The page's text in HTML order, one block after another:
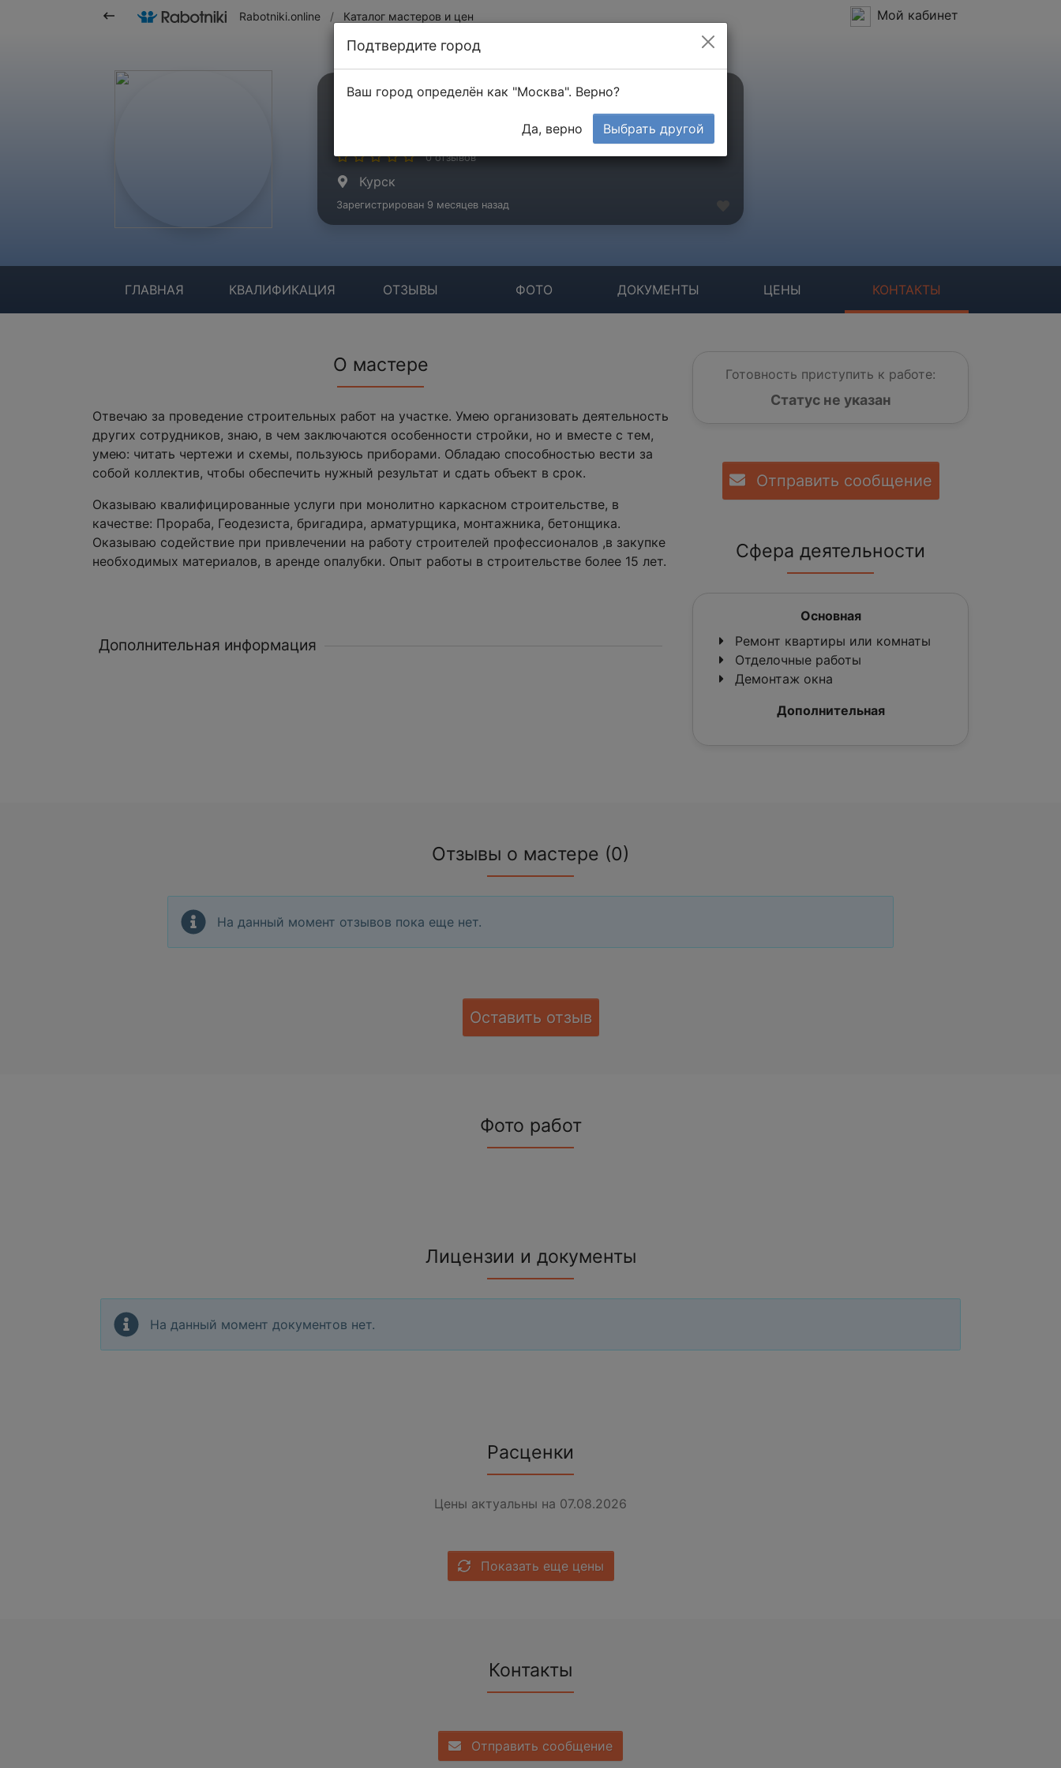
Rabotniki.online / Каталог мастеров и цен Мой кабинет
Николаев Сергей
0 отзывов
Курск
Зарегистрирован 9 месяцев назад
ГЛАВНАЯ КВАЛИФИКАЦИЯ ОТЗЫВЫ ФОТО ДОКУМЕНТЫ ЦЕНЫ КОНТАКТЫ
О мастере
Отвечаю за проведение строительных работ на участке. Умею организовать деятельность
других сотрудников, знаю, в чем заключаются особенности стройки, но и вместе с тем,
умею: читать чертежи и схемы, пользуюсь приборами. Обладаю способностью вести за
собой коллектив, чтобы обеспечить нужный результат и сдать объект в срок.
Оказываю квалифицированные услуги при монолитно каркасном строительстве, в
качестве: Прораба, Геодезиста, бригадира, арматурщика, монтажника, бетонщика.
Оказываю содействие при привлечении на работу строителей профессионалов ,в закупке
необходимых материалов, в аренде опалубки. Опыт работы в строительстве более 15 лет.
Дополнительная информация
Готовность приступить к работе:
Статус не указан
Отправить сообщение
Сфера деятельности
Основная
Ремонт квартиры или комнаты
Отделочные работы
Демонтаж окна
Дополнительная
Отзывы о мастере (0)
На данный момент отзывов пока еще нет.
Оставить отзыв
Фото работ
Лицензии и документы
На данный момент документов нет.
Расценки
Цены актуальны на 07.08.2026
Показать еще цены
Контакты
Отправить сообщение
Подтвердите город
Ваш город определён как "Москва". Верно?
Да, верно Выбрать другой